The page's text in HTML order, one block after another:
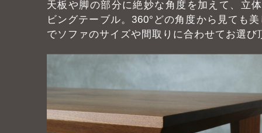
天板や脚の部分に絶妙な角度を加えて、立
ビングテーブル。360°どの角度から見ても
でソファのサイズや間取りに合わせてお選び